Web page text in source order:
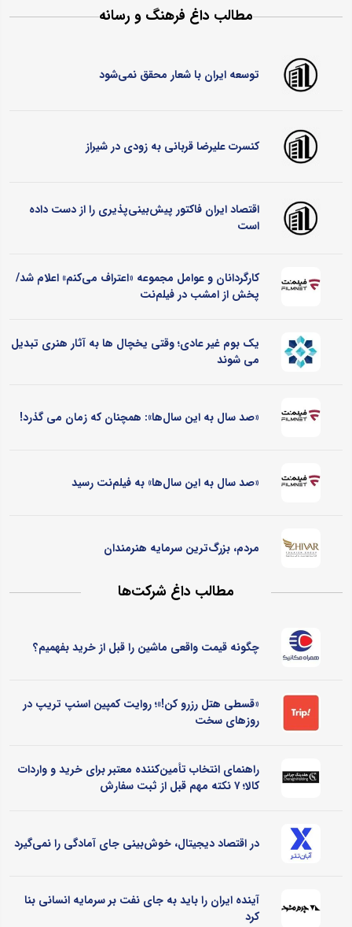
مطالب داغ فرهنگ و رسانه
توسعه ایران با شعار محقق نمی‌شود
کنسرت علیرضا قربانی به زودی در شیراز
اقتصاد ایران فاکتور پیش‌بینی‌پذیری را از دست داده
است
کارگردانان و عوامل مجموعه «اعتراف می‌کنم» اعلام شد/
پخش از امشب در فیلم‌نت
یک بوم غیر عادی؛ وقتی یخچال ‌ها به آثار هنری تبدیل
می ‌شوند
«صد سال به این سال‌ها»: همچنان که زمان می گذرد!
«صد سال به این سال‌ها» به فیلم‌نت رسید
مردم، بزرگ‌ترین سرمایه هنرمندان
مطالب داغ شرکت‌ها
چگونه قیمت واقعی ماشین را قبل از خرید بفهمیم؟
«قسطی هتل رزرو کن!»؛ روایت کمپین اسنپ تریپ در
روزهای سخت
راهنمای انتخاب تأمین‌کننده معتبر برای خرید و واردات
کالا؛ ۷ نکته مهم قبل از ثبت سفارش
در اقتصاد دیجیتال، خوش‌بینی جای آمادگی را نمی‌گیرد
آینده ایران را باید به جای نفت بر سرمایه انسانی بنا
کرد